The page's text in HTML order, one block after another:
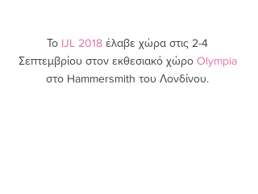
Το IJL 2018 έλαβε χώρα στις 2-4
Σεπτεμβρίου στον εκθεσιακό χώρο Olympia
στο Hammersmith του Λονδίνου.